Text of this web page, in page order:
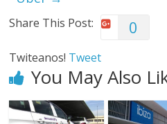
Share This Post: 0
Twiteanos! Tweet
You May Also